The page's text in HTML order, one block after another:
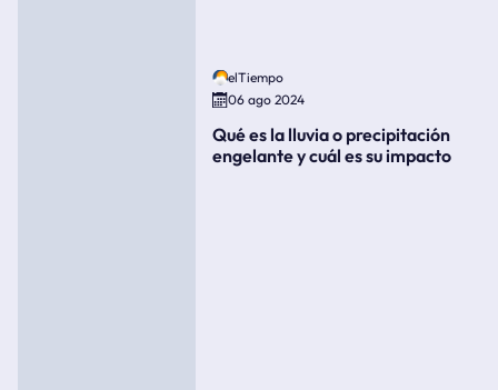
elTiempo
06 ago 2024
Qué es la lluvia o precipitación
engelante y cuál es su impacto